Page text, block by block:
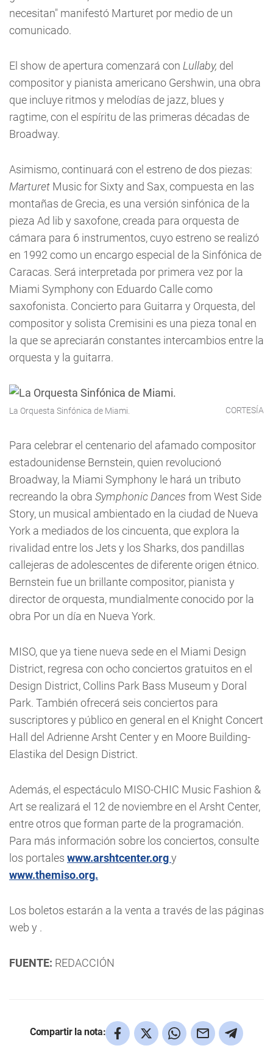
necesitan" manifestó Marturet por medio de un
comunicado.
El show de apertura comenzará con Lullaby, del
compositor y pianista americano Gershwin, una obra
que incluye ritmos y melodías de jazz, blues y
ragtime, con el espíritu de las primeras décadas de
Broadway.
Asimismo, continuará con el estreno de dos piezas:
Marturet Music for Sixty and Sax, compuesta en las
montañas de Grecia, es una versión sinfónica de la
pieza Ad lib y saxofone, creada para orquesta de
cámara para 6 instrumentos, cuyo estreno se realizó
en 1992 como un encargo especial de la Sinfónica de
Caracas. Será interpretada por primera vez por la
Miami Symphony con Eduardo Calle como
saxofonista. Concierto para Guitarra y Orquesta, del
compositor y solista Cremisini es una pieza tonal en
la que se apreciarán constantes intercambios entre la
orquesta y la guitarra.
La Orquesta Sinfónica de Miami. CORTESÍA
Para celebrar el centenario del afamado compositor
estadounidense Bernstein, quien revolucionó
Broadway, la Miami Symphony le hará un tributo
recreando la obra Symphonic Dances from West Side
Story, un musical ambientado en la ciudad de Nueva
York a mediados de los cincuenta, que explora la
rivalidad entre los Jets y los Sharks, dos pandillas
callejeras de adolescentes de diferente origen étnico.
Bernstein fue un brillante compositor, pianista y
director de orquesta, mundialmente conocido por la
obra Por un día en Nueva York.
MISO, que ya tiene nueva sede en el Miami Design
District, regresa con ocho conciertos gratuitos en el
Design District, Collins Park Bass Museum y Doral
Park. También ofrecerá seis conciertos para
suscriptores y público en general en el Knight Concert
Hall del Adrienne Arsht Center y en Moore Building-
Elastika del Design District.
Además, el espectáculo MISO-CHIC Music Fashion &
Art se realizará el 12 de noviembre en el Arsht Center,
entre otros que forman parte de la programación.
Para más información sobre los conciertos, consulte
los portales www.arshtcenter.orgy
www.themiso.org.
Los boletos estarán a la venta a través de las páginas
web y .
FUENTE: REDACCIÓN
Compartir la nota: